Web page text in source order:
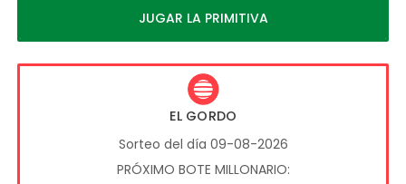
JUGAR LA PRIMITIVA
EL GORDO
Sorteo del día 09-08-2026
PRÓXIMO BOTE MILLONARIO: